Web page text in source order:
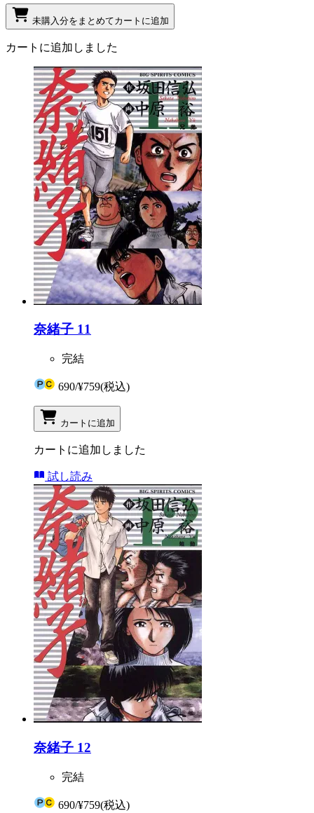
未購入分をまとめてカートに追加
カートに追加しました
奈緒子 11
完結
690/¥759(税込)
カートに追加
カートに追加しました
試し読み
奈緒子 12
完結
690/¥759(税込)